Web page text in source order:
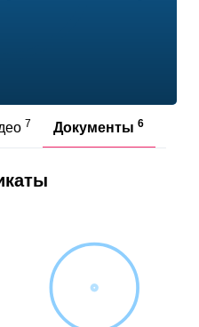
7 Документы 6